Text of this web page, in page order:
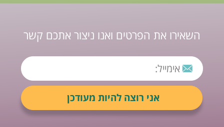
השאירו את הפרטים ואנו ניצור אתכם קשר